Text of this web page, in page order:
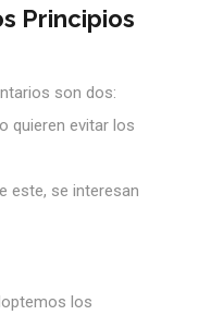
Principios
son dos:
quieren evitar los
este, se interesan
los